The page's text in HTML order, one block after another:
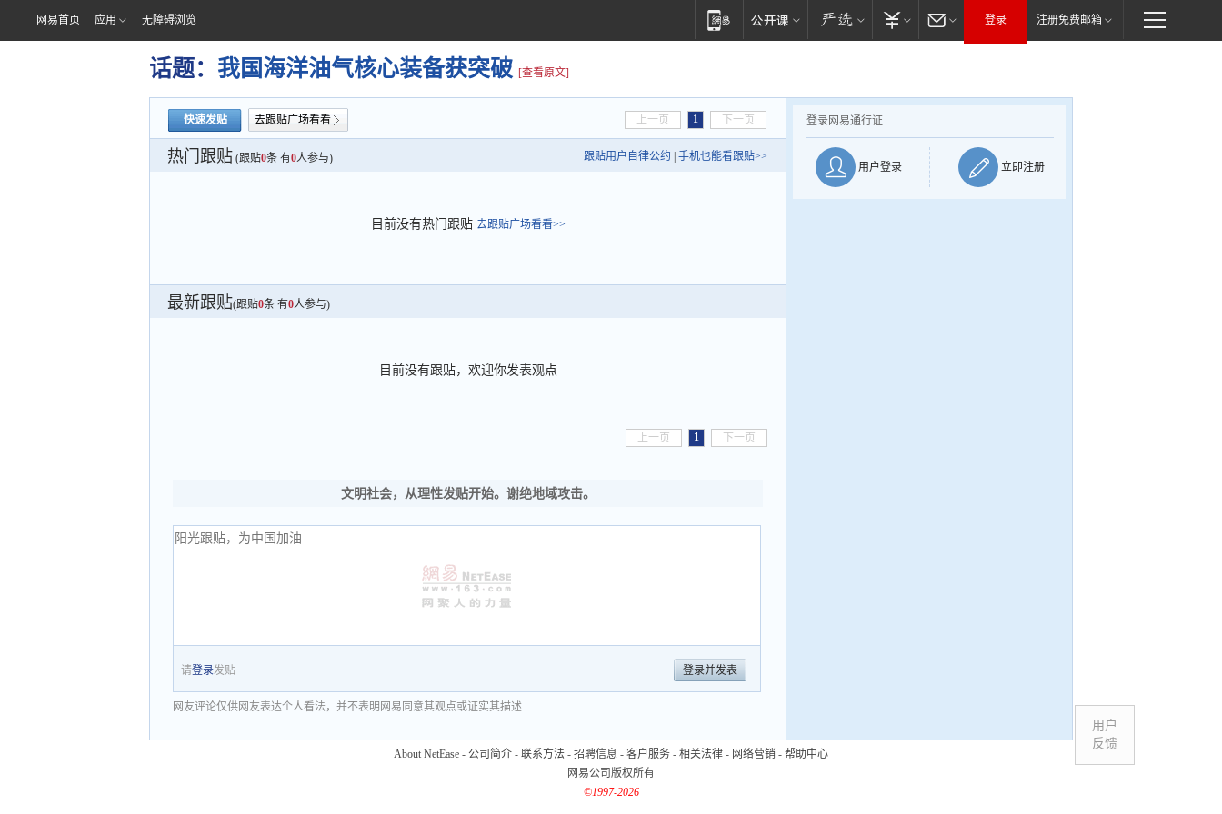
网易首页 应用 无障碍浏览 登录 注册免费邮箱
话题： 我国海洋油气核心装备获突破 [查看原文]
快速发贴 去跟贴广场看看 上一页 1 下一页
热门跟贴 (跟贴0条 有0人参与) 跟贴用户自律公约 手机也能看跟贴>>
目前没有热门跟贴 去跟贴广场看看>>
最新跟贴(跟贴0条 有0人参与)
目前没有跟贴，欢迎你发表观点
上一页 1 下一页
文明社会，从理性发贴开始。谢绝地域攻击。
请登录发贴 登录并发表
网友评论仅供网友表达个人看法，并不表明网易同意其观点或证实其描述
登录网易通行证
用户登录 立即注册
用户
反馈
About NetEase - 公司简介 - 联系方法 - 招聘信息 - 客户服务 - 相关法律 - 网络营销 - 帮助中心
网易公司版权所有
©1997-2026